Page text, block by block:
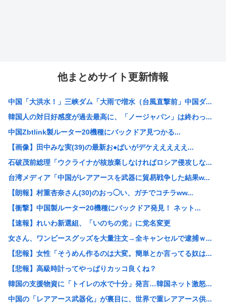
他まとめサイト更新情報
中国「大洪水！」三峡ダム「大雨で増水（台風直撃前」中国ダ...
韓国人の対日好感度が過去最高に、「ノージャパン」は終わっ...
中国Zbtlink製ルーター20機種にバックドア見つかる...
【画像】田中みな実(39)の最新お●ぱいがデケえええええ...
石破茂前総理「ウクライナが核放棄しなければロシア侵攻しな...
台湾メディア「中国がレアアースを武器に貿易戦争した結果w...
【朗報】村重杏奈さん(30)のおっ◯い、ガチでコチラww...
【衝撃】中国製ルーター20機種にバックドア発見！ ネット...
【速報】れいわ新選組、「いのちの党」に党名変更
女さん、ワンピースグッズを大量注文→全キャンセルで逮捕ｗ...
【悲報】女性「そうめん作るのは大変。簡単とか言ってる奴は...
【悲報】高級時計ってやっぱりカッコ良くね？
韓国の支援物資に「トイレの水で十分」発言…韓国ネット激怒...
中国の「レアアース武器化」が裏目に、世界で重レアアース供...